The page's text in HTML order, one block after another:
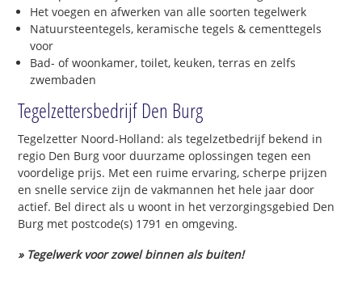
Het voegen en afwerken van alle soorten tegelwerk
Natuursteentegels, keramische tegels & cementtegels
voor
Bad- of woonkamer, toilet, keuken, terras en zelfs
zwembaden
Tegelzettersbedrijf Den Burg
Tegelzetter Noord-Holland: als tegelzetbedrijf bekend in
regio Den Burg voor duurzame oplossingen tegen een
voordelige prijs. Met een ruime ervaring, scherpe prijzen
en snelle service zijn de vakmannen het hele jaar door
actief. Bel direct als u woont in het verzorgingsgebied Den
Burg met postcode(s) 1791 en omgeving.
» Tegelwerk voor zowel binnen als buiten!